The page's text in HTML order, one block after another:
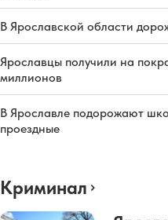
В Ярославской области
Ярославцы получили на
миллионов
В Ярославле подорожают
проездные
Криминал